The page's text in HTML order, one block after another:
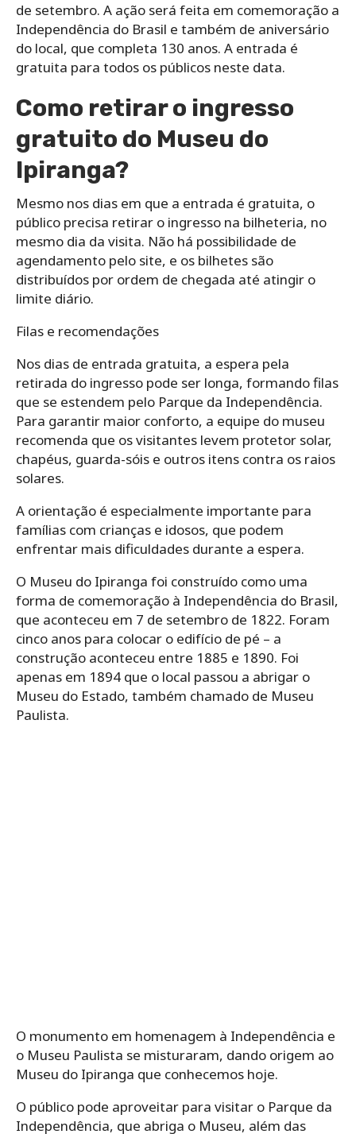
de setembro. A ação será feita em comemoração a
Independência do Brasil e também de aniversário
do local, que completa 130 anos. A entrada é
gratuita para todos os públicos neste data.
Como retirar o ingresso
gratuito do Museu do
Ipiranga?
Mesmo nos dias em que a entrada é gratuita, o
público precisa retirar o ingresso na bilheteria, no
mesmo dia da visita. Não há possibilidade de
agendamento pelo site, e os bilhetes são
distribuídos por ordem de chegada até atingir o
limite diário.
Filas e recomendações
Nos dias de entrada gratuita, a espera pela
retirada do ingresso pode ser longa, formando filas
que se estendem pelo Parque da Independência.
Para garantir maior conforto, a equipe do museu
recomenda que os visitantes levem protetor solar,
chapéus, guarda-sóis e outros itens contra os raios
solares.
A orientação é especialmente importante para
famílias com crianças e idosos, que podem
enfrentar mais dificuldades durante a espera.
O Museu do Ipiranga foi construído como uma
forma de comemoração à Independência do Brasil,
que aconteceu em 7 de setembro de 1822. Foram
cinco anos para colocar o edifício de pé – a
construção aconteceu entre 1885 e 1890. Foi
apenas em 1894 que o local passou a abrigar o
Museu do Estado, também chamado de Museu
Paulista.
O monumento em homenagem à Independência e
o Museu Paulista se misturaram, dando origem ao
Museu do Ipiranga que conhecemos hoje.
O público pode aproveitar para visitar o Parque da
Independência, que abriga o Museu, além das